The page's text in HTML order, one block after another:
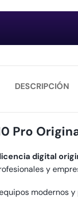
DESCRIPCIÓN
Pro
licencia digital
y
modernos